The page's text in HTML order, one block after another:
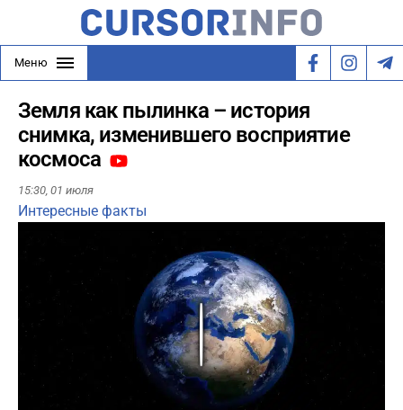
Меню
Земля как пылинка – история
снимка, изменившего восприятие
космоса
15:30, 01 июля
Интересные факты
Play